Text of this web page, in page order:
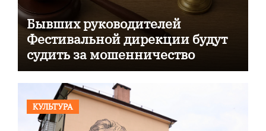
Бывших руководителей
Фестивальной дирекции будут
судить за мошенничество
КУЛЬТУРА